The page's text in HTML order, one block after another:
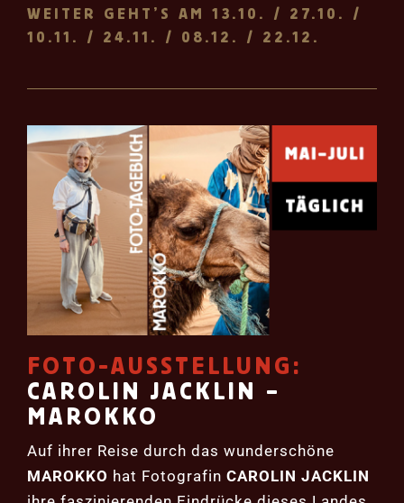
WEITER GEHT’S AM 13.10. / 27.10. /
10.11. / 24.11. / 08.12. / 22.12.
FOTO-AUSSTELLUNG:
CAROLIN JACKLIN –
MAROKKO
Auf ihrer Reise durch das wunderschöne
MAROKKO hat Fotografin CAROLIN JACKLIN